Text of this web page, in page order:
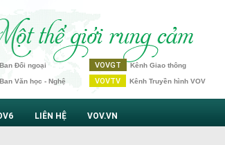
Ban Đối ngoại
Ban Văn học - Nghệ
VOVGT Kênh Giao thông
VOVTV Kênh Truyền hình VOV
LIÊN HỆ VOV.VN